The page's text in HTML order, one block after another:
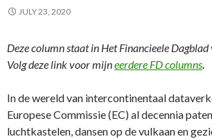
JULY 23, 2020
Deze column staat in Het Financieele
Volg deze link voor mijneerdere FD columns.
In de wereld van intercontinentaal
Europese Commissie (EC) al decennia
luchtkastelen, dansen op de vulkaan en